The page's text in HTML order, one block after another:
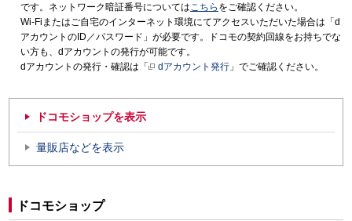
です。ネットワーク暗証番号についてはこちら をご確認ください。
Wi-Fiまたはご自宅のインターネット環境にてアクセスいただいた場合は「d
アカウントのID／パスワード」が必要です。ドコモの契約回線をお持ちでな
い方も、dアカウントの発行が可能です。
dアカウントの発行・確認は「
dアカウント発行 」でご確認ください。
ドコモショップを表示
量販店などを表示
ドコモショップ